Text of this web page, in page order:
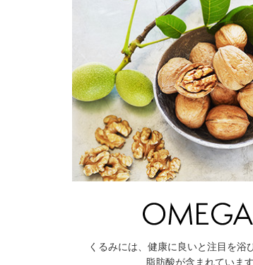
くるみには、健康に良いと注目を浴
脂肪酸が含まれています